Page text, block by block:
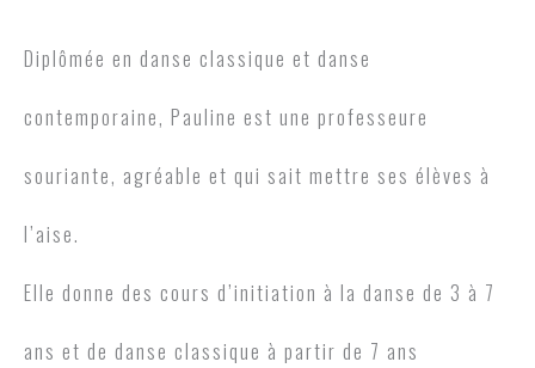
Diplômée en danse classique et danse
contemporaine, Pauline est une professeure
souriante, agréable et qui sait mettre ses élèves à
l’aise.
Elle donne des cours d’initiation à la danse de 3 à 7
ans et de danse classique à partir de 7 ans